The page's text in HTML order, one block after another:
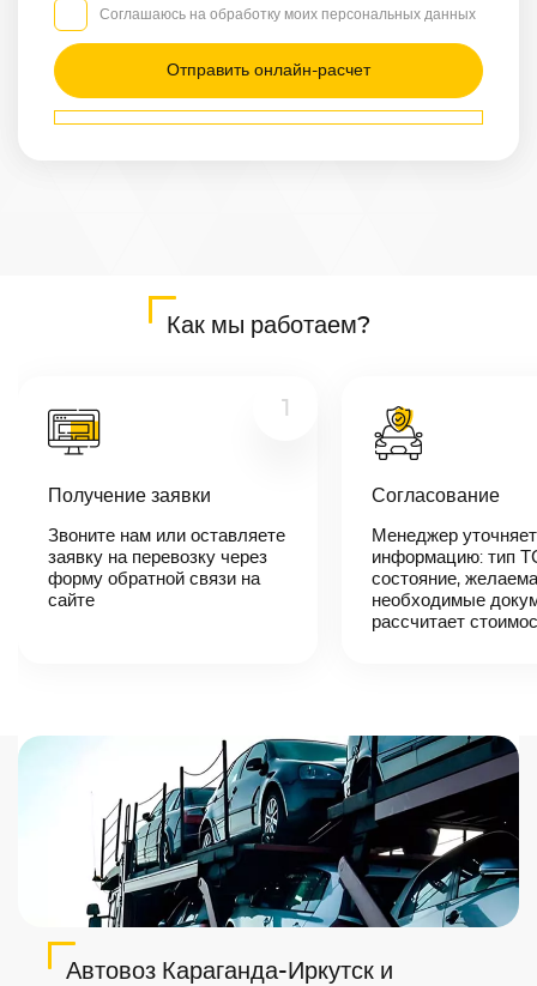
Грузовой
Другое
средство
Седан
/
Маршрут
Караганда
менеджер-
свяжется с
вами,
согласует
детали
автоперевозки,
Соглашаюсь на обработку моих персональных данных
Как мы работаем?
1
Получение заявки
Звоните нам или оставляете
заявку на перевозку через
форму обратной связи на
сайте
Согласование
Менеджер уточняет
информацию: тип
состояние,
необходимые
рассчитает
Автовоз Караганда-Иркутск и